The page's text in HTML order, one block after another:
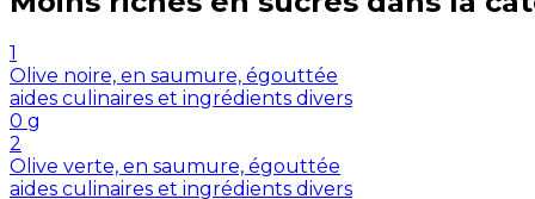
1
Olive noire, en saumure, égouttée
aides culinaires et ingrédients divers
0 g
2
Olive verte, en saumure, égouttée
aides culinaires et ingrédients divers